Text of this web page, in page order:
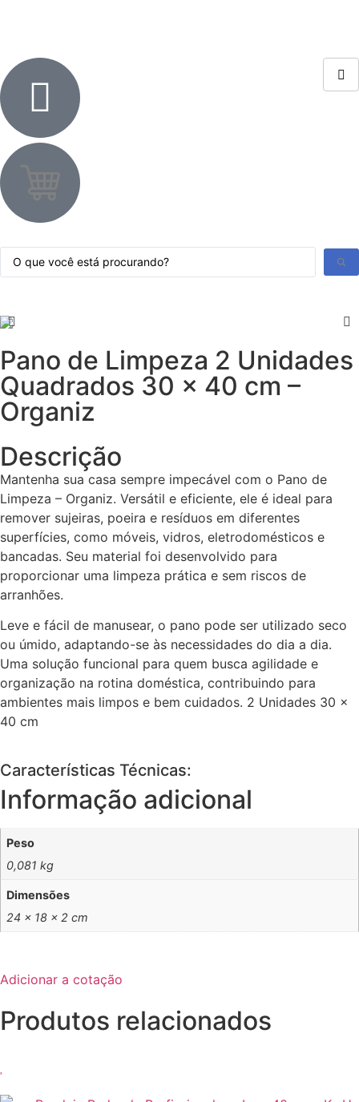
Pano de Limpeza 2 Unidades
Quadrados 30 x 40 cm –
Organiz
Descrição
Mantenha sua casa sempre impecável com o Pano de
Limpeza – Organiz. Versátil e eficiente, ele é ideal para
remover sujeiras, poeira e resíduos em diferentes
superfícies, como móveis, vidros, eletrodomésticos e
bancadas. Seu material foi desenvolvido para
proporcionar uma limpeza prática e sem riscos de
arranhões.
Leve e fácil de manusear, o pano pode ser utilizado seco
ou úmido, adaptando-se às necessidades do dia a dia.
Uma solução funcional para quem busca agilidade e
organização na rotina doméstica, contribuindo para
ambientes mais limpos e bem cuidados. 2 Unidades 30 x
40 cm
Características Técnicas:
Informação adicional
Peso
0,081 kg
Dimensões
24 × 18 × 2 cm
Adicionar a cotação
Produtos relacionados